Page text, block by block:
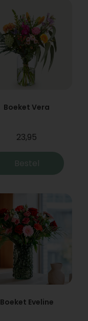
Boeket Vera
23,95
Bestel
Boeket Eveline